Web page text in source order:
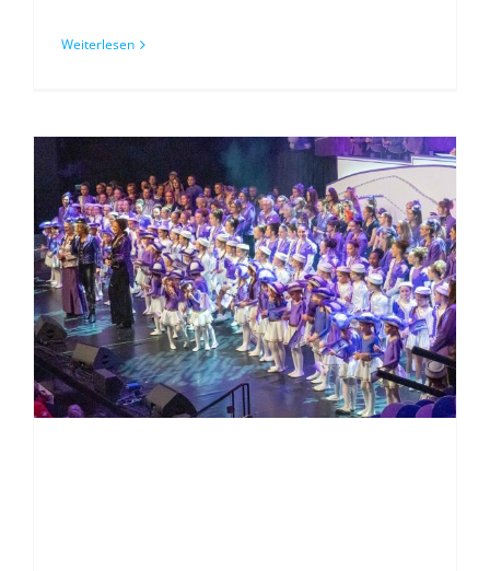
Weiterlesen
Herzlich Willkommen bei den Gülser
Seemöwen !!